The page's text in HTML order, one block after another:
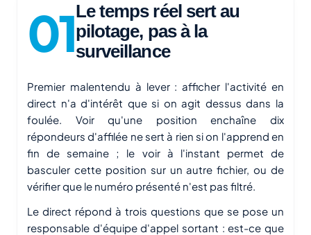
Le temps réel sert au
pilotage, pas à la
surveillance
Premier malentendu à lever : afficher l'activité en
direct n'a d'intérêt que si on agit dessus dans la
foulée. Voir qu'une position enchaîne dix
répondeurs d'affilée ne sert à rien si on l'apprend en
fin de semaine ; le voir à l'instant permet de
basculer cette position sur un autre fichier, ou de
vérifier que le numéro présenté n'est pas filtré.
Le direct répond à trois questions que se pose un
responsable d'équipe d'appel sortant : est-ce que